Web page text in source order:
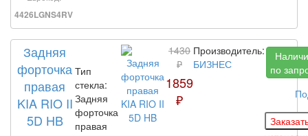
4426LGNS4RV
Задняя
форточка
правая
KIA RIO II
5D HB
Тип
стекла:
Задняя
форточка
правая
1430
₽
1859
₽
Производитель:
БИЗНЕС
по